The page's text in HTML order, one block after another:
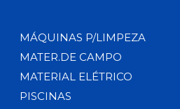
MÁQUINAS P/LIMPEZA
MATER.DE CAMPO
MATERIAL ELÉTRICO
PISCINAS